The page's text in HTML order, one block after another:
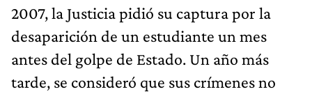
2007, la Justicia pidió su captura por la
desaparición de un estudiante un mes
antes del golpe de Estado. Un año más
tarde, se consideró que sus crímenes no